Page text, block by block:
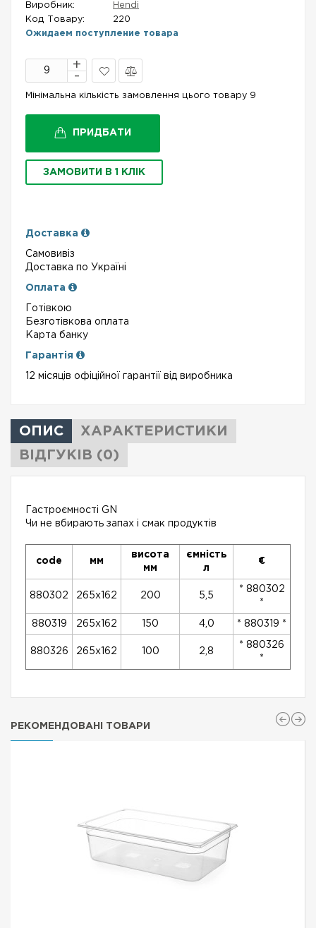
Виробник:
Hendi
Код Товару:
220
Ожидаем поступление товара
В
Порівняти
Мінімальна кількість замовлення цього товару 9
ПРИДБАТИ
ЗАМОВИТИ В 1 КЛІК
Доставка
Самовивіз
Доставка по Україні
Оплата
Готівкою
Безготівкова оплата
Карта банку
Гарантія
12 місяців офіційної гарантії від виробника
ОПИС
ХАРАКТЕРИСТИКИ
ВІДГУКІВ (0)
Гастроємності GN
Чи не вбирають запах і смак продуктів
code мм
висота
мм
ємність
л
€
880302 265x162 200 5,5
* 880302
*
880319 265x162 150 4,0 * 880319 *
880326 265x162 100 2,8
* 880326
*
РЕКОМЕНДОВАНІ ТОВАРИ